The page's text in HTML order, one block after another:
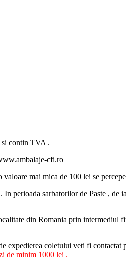
si contin TVA .
cfi.ro
mai mica de 100 lei se
In perioada sarbatorilor de Paste ,
din Romania prin intermediul
expedierea coletului veti fi contactat
de minim 1000 lei .